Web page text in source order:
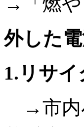
外した
1.リサ
→市内